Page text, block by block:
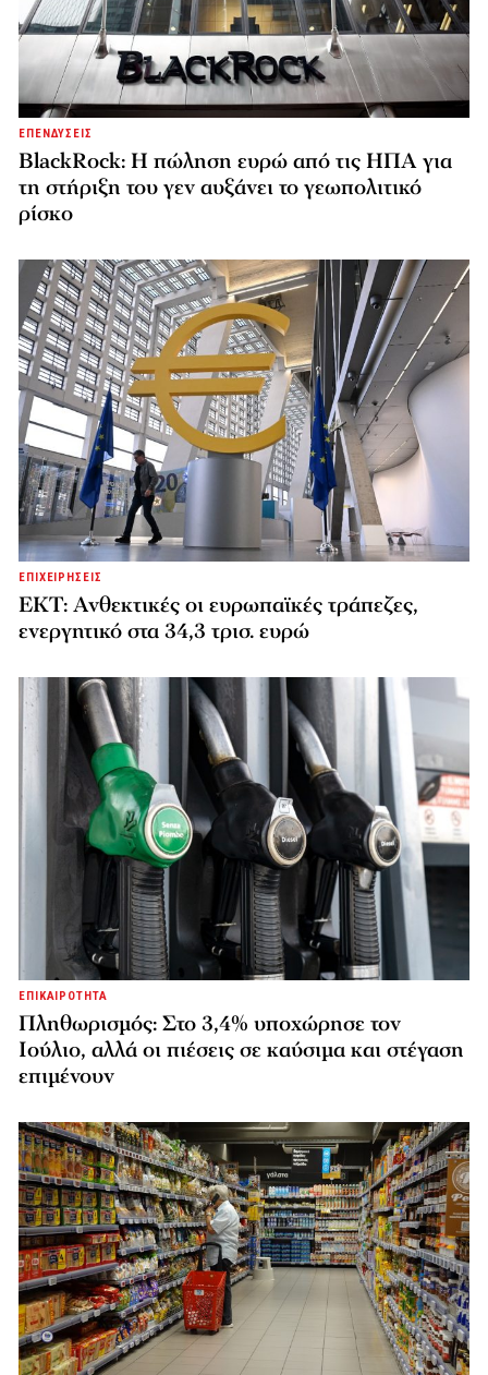
ΕΠΕΝΔΥΣΕΙΣ
BlackRock: Η πώληση ευρώ από τις ΗΠΑ για
τη στήριξη του γεν αυξάνει το γεωπολιτικό
ρίσκο
ΕΠΙΧΕΙΡΗΣΕΙΣ
ΕΚΤ: Ανθεκτικές οι ευρωπαϊκές τράπεζες,
ενεργητικό στα 34,3 τρισ. ευρώ
ΕΠΙΚΑΙΡΟΤΗΤΑ
Πληθωρισμός: Στο 3,4% υποχώρησε τον
Ιούλιο, αλλά οι πιέσεις σε καύσιμα και στέγαση
επιμένουν